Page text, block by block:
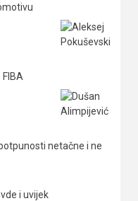
netačne i ne
i uvijek